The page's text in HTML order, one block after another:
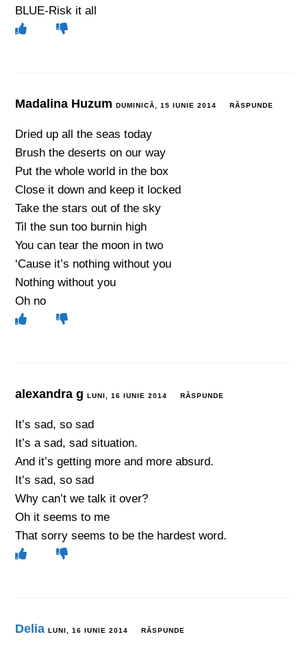
BLUE-Risk it all
Madalina HuzumDUMINICĂ, 15 IUNIE 2014 RĂSPUNDE
Dried up all the seas today
Brush the deserts on our way
Put the whole world in the box
Close it down and keep it locked
Take the stars out of the sky
Til the sun too burnin high
You can tear the moon in two
‘Cause it’s nothing without you
Nothing without you
Oh no
alexandra gLUNI, 16 IUNIE 2014 RĂSPUNDE
It’s sad, so sad
It’s a sad, sad situation.
And it’s getting more and more absurd.
It’s sad, so sad
Why can’t we talk it over?
Oh it seems to me
That sorry seems to be the hardest word.
Delia LUNI, 16 IUNIE 2014 RĂSPUNDE